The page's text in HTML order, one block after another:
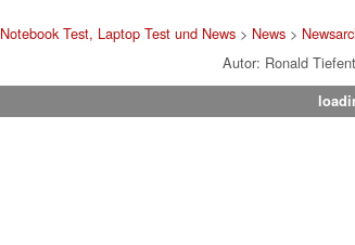
Notebook Test, Laptop Test und News > News >
Autor: Ronald